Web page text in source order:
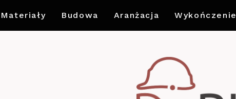
Materiały Budowa Aranżacja Wykończenie